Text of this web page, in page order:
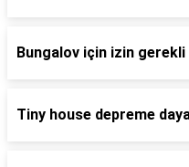
Bungalov için izin gerekli
Tiny house depreme